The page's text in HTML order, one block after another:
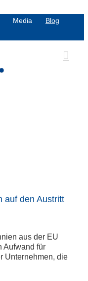
Media Blog
auf den Austritt
aus der EU
Aufwand für
Unternehmen, die